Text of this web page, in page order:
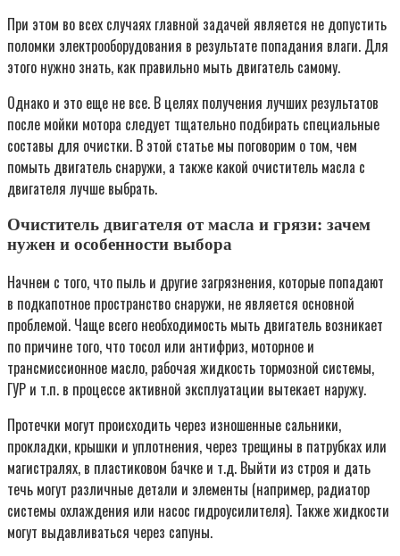
При этом во всех случаях главной задачей является не допустить
поломки электрооборудования в результате попадания влаги. Для
этого нужно знать, как правильно мыть двигатель самому.
Однако и это еще не все. В целях получения лучших результатов
после мойки мотора следует тщательно подбирать специальные
составы для очистки. В этой статье мы поговорим о том, чем
помыть двигатель снаружи, а также какой очиститель масла с
двигателя лучше выбрать.
Очиститель двигателя от масла и грязи: зачем
нужен и особенности выбора
Начнем с того, что пыль и другие загрязнения, которые попадают
в подкапотное пространство снаружи, не является основной
проблемой. Чаще всего необходимость мыть двигатель возникает
по причине того, что тосол или антифриз, моторное и
трансмиссионное масло, рабочая жидкость тормозной системы,
ГУР и т.п. в процессе активной эксплуатации вытекает наружу.
Протечки могут происходить через изношенные сальники,
прокладки, крышки и уплотнения, через трещины в патрубках или
магистралях, в пластиковом бачке и т.д. Выйти из строя и дать
течь могут различные детали и элементы (например, радиатор
системы охлаждения или насос гидроусилителя). Также жидкости
могут выдавливаться через сапуны.